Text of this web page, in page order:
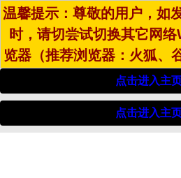
温馨提示：尊敬的用户，如
时，请切尝试切换其它网
览器（推荐浏览器：火狐、
点击进入主
点击进入主